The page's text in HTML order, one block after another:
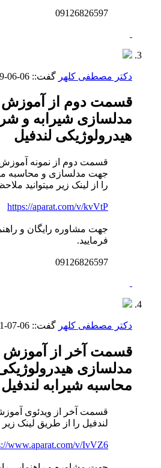
09126826597
دکتر مصطفی کلهر گفت:: 06-06-2021
مدلسازی شیرابه و
هیدرولوژیکی لندفیل
جهت مدلسازی و محاسبه
را از لینک زیر میتوانید
https://aparat.com/v/kvVtP
جهت مشاوره رایگان و
فرمایید.
09126826597
دکتر مصطفی کلهر گفت:: 06-07-2021
مدلسازی
محاسبه شیرابه لندفیل
قسمت آخر از ویدئوی
لندفیل را از طریق لینک زیر
www.aparat.com/v/IvVZ6